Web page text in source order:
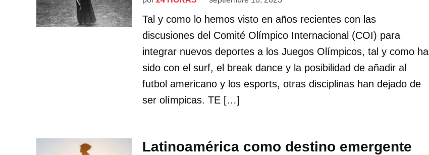
Tal y como lo hemos visto en años recientes con las
discusiones del Comité Olímpico Internacional (COI) para
integrar nuevos deportes a los Juegos Olímpicos, tal y como ha
sido con el surf, el break dance y la posibilidad de añadir al
futbol americano y los esports, otras disciplinas han dejado de
ser olímpicas. TE […]
Latinoamérica como destino emergente